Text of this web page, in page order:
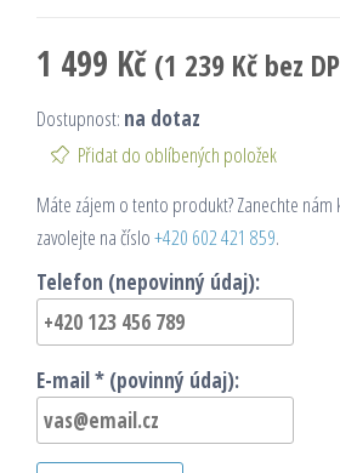
1 499 Kč (1 239 Kč bez
Dostupnost: na dotaz
Přidat do oblíbených položek
Máte zájem o tento produkt? Zanechte nám
zavolejte na číslo+420 602 421 859.
Telefon (nepovinný údaj):
E-mail * (povinný údaj):